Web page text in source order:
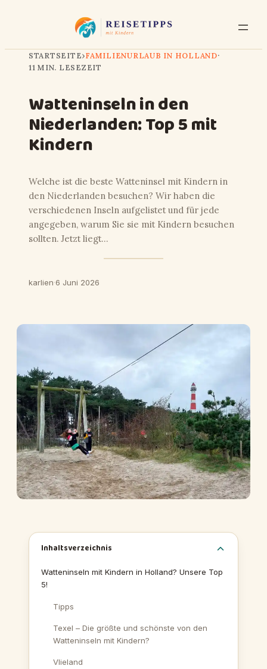
STARTSEITE›FAMILIENURLAUB IN HOLLAND·
11 MIN. LESEZEIT
Watteninseln in den
Niederlanden: Top 5 mit
Kindern
Welche ist die beste Watteninsel mit Kindern in
den Niederlanden besuchen? Wir haben die
verschiedenen Inseln aufgelistet und für jede
angegeben, warum Sie sie mit Kindern besuchen
sollten. Jetzt liegt…
karlien·6 Juni 2026
Inhaltsverzeichnis
Watteninseln mit Kindern in Holland? Unsere Top
5!
Tipps
Texel – Die größte und schönste von den
Watteninseln mit Kindern?
Vlieland